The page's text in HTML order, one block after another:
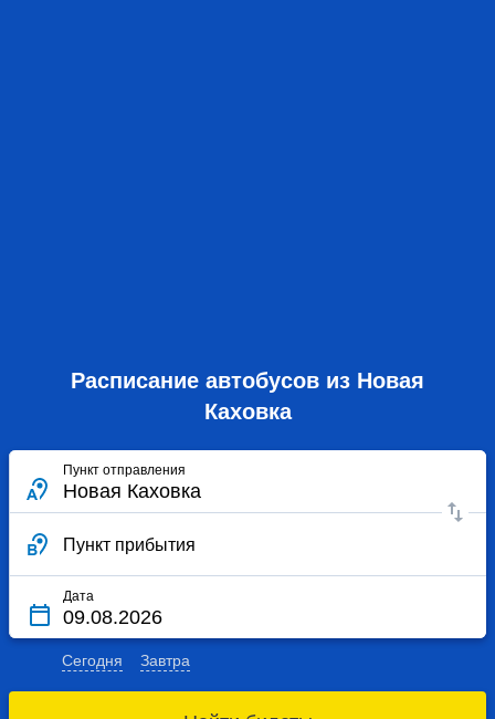
Расписание автобусов из Новая
Каховка
Пункт отправления
Пункт прибытия
Дата
Сегодня Завтра